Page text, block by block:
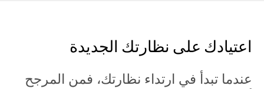
اعتيادك على نظارتك الجديدة
عندما تبدأ في ارتداء نظارتك، فمن المرجح